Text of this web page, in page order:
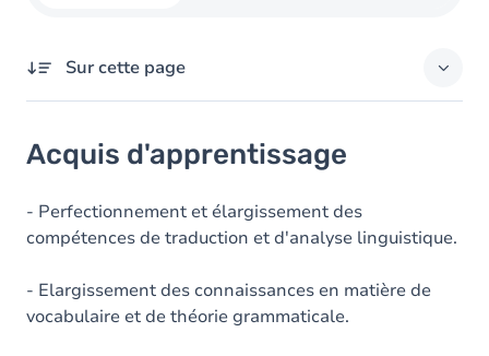
Sur cette page
Objectifs
Contenu
Exercices
Acquis d'apprentissage
- Perfectionnement et élargissement des
compétences de traduction et d'analyse linguistique.
- Elargissement des connaissances en matière de
vocabulaire et de théorie grammaticale.